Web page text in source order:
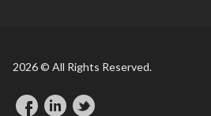
2026 © All Rights Reserved.